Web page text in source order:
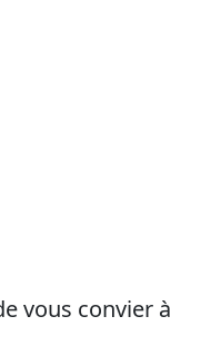
vous convier à